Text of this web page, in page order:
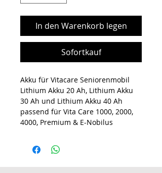
In den Warenkorb legen
Sofortkauf
Akku für Vitacare Seniorenmobil
Lithium Akku 20 Ah, Lithium Akku
30 Ah und Lithium Akku 40 Ah
passend für Vita Care 1000, 2000,
4000, Premium & E-Nobilus